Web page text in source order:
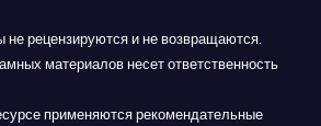
рецензируются и не возвращаются.
материалов несет ответственность
применяются рекомендательные